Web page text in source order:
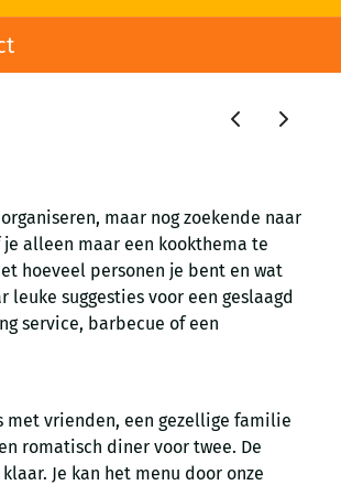
maar nog zoekende naar
alleen maar een kookthema te
hoeveel personen je bent en wat
suggesties voor een geslaagd
service, barbecue of een
met vrienden, een gezellige familie
romatisch diner voor twee. De
Je kan het menu door onze